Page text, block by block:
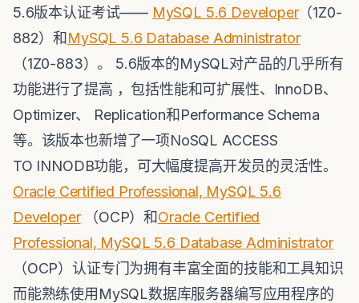
5.6版本认证考试—— MySQL 5.6 Developer（1Z0-
882）和 MySQL 5.6 Database Administrator
（1Z0-883）。 5.6版本的MySQL对产品的几乎所有
功能进行了提高 ，包括性能和可扩展性、InnoDB、
Optimizer、 Replication和Performance Schema
等。该版本也新增了一项NoSQL ACCESS
TO INNODB功能，可大幅度提高开发员的灵活性。
Oracle Certified Professional, MySQL 5.6
Developer（OCP）和Oracle Certified
Professional, MySQL 5.6 Database Administrator
（OCP）认证专门为拥有丰富全面的技能和工具知识
而能熟练使用MySQL数据库服务器编写应用程序的